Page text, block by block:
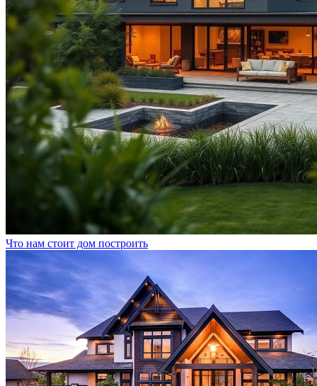
Что нам стоит дом построить